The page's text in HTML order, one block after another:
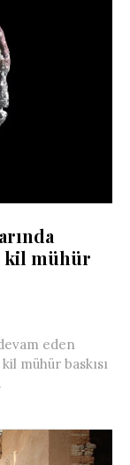
kil mühür
eden
mühür baskısı